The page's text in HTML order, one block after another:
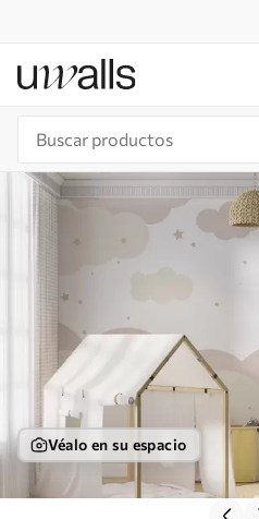
Véalo en su espacio